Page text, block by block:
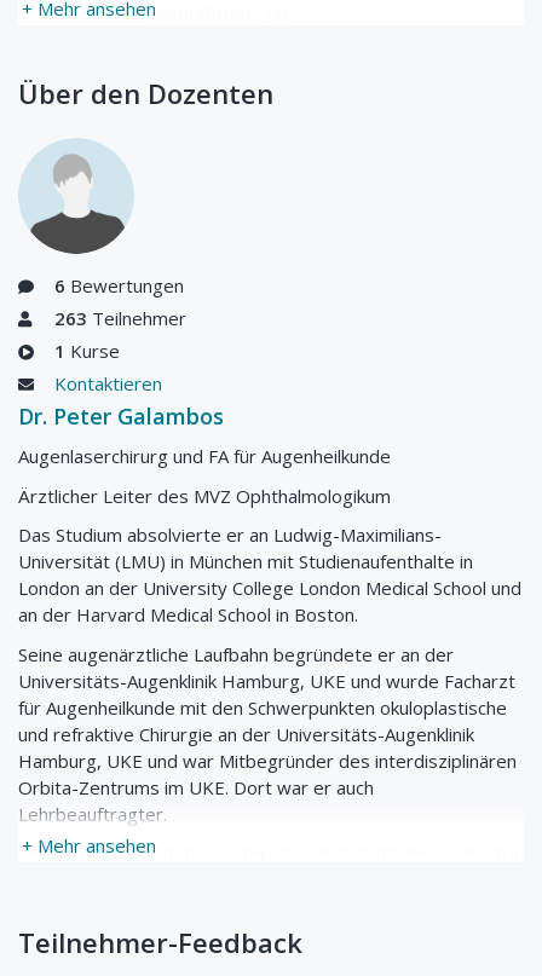
+ Mehr ansehenMakulaödem: Ist
d noch aktuell?
Über den Dozenten
6 Bewertungen
263 Teilnehmer
1 Kurse
Kontaktieren
+ Mehr ansehen
Dr. Peter Galambos
Augenlaserchirurg und FA für Augenheilkunde
Ärztlicher Leiter des MVZ Ophthalmologikum
Das Studium absolvierte er an Ludwig-Maximilians-
Universität (LMU) in München mit Studienaufenthalte in
London an der University College London Medical School und
an der Harvard Medical School in Boston.
Seine augenärztliche Laufbahn begründete er an der
Universitäts-Augenklinik Hamburg, UKE und wurde Facharzt
für Augenheilkunde mit den Schwerpunkten okuloplastische
und refraktive Chirurgie an der Universitäts-Augenklinik
Hamburg, UKE und war Mitbegründer des interdisziplinären
Orbita-Zentrums im UKE. Dort war er auch
Lehrbeauftragter.
Seit 2013 ist Ärztlicher Leiter des MVZ Ophthalmologikum in
Optosgeräte schneller genauere Diagnosen zu treffen als
z.B. die Beurteilung der Netzhaut-Peripherie in Mydriasis.
Teilnehmer-Feedback